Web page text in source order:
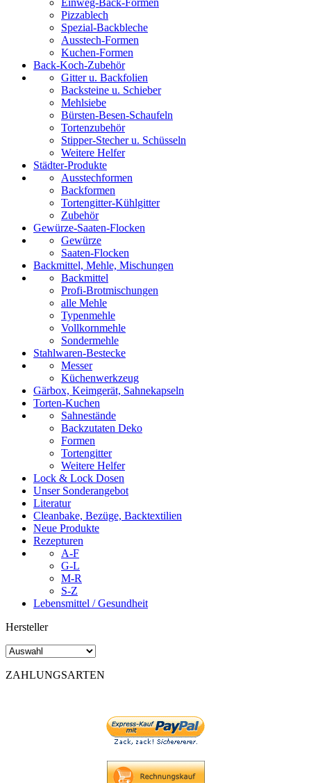
Pizzablech
Spezial-Backbleche
Ausstech-Formen
Kuchen-Formen
Back-Koch-Zubehör
Gitter u. Backfolien
Backsteine u. Schieber
Mehlsiebe
Bürsten-Besen-Schaufeln
Tortenzubehör
Stipper-Stecher u. Schüsseln
Weitere Helfer
Städter-Produkte
Ausstechformen
Backformen
Tortengitter-Kühlgitter
Zubehör
Gewürze-Saaten-Flocken
Gewürze
Saaten-Flocken
Backmittel, Mehle, Mischungen
Backmittel
Profi-Brotmischungen
alle Mehle
Typenmehle
Vollkornmehle
Sondermehle
Stahlwaren-Bestecke
Messer
Küchenwerkzeug
Gärbox, Keimgerät, Sahnekapseln
Torten-Kuchen
Sahnestände
Backzutaten Deko
Formen
Tortengitter
Weitere Helfer
Lock & Lock Dosen
Unser Sonderangebot
Literatur
Cleanbake, Bezüge, Backtextilien
Neue Produkte
Rezepturen
A-F
G-L
M-R
S-Z
Lebensmittel / Gesundheit
Hersteller
ZAHLUNGSARTEN